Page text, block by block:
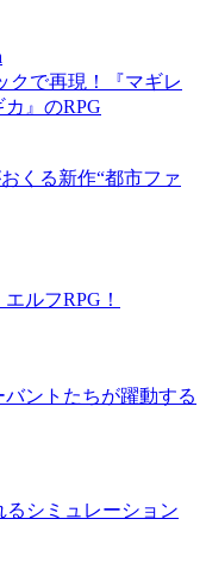
クで再現！『マギレ
』のRPG
くる新作“都市ファ
ルフRPG！
ントたちが躍動する
シミュレーション